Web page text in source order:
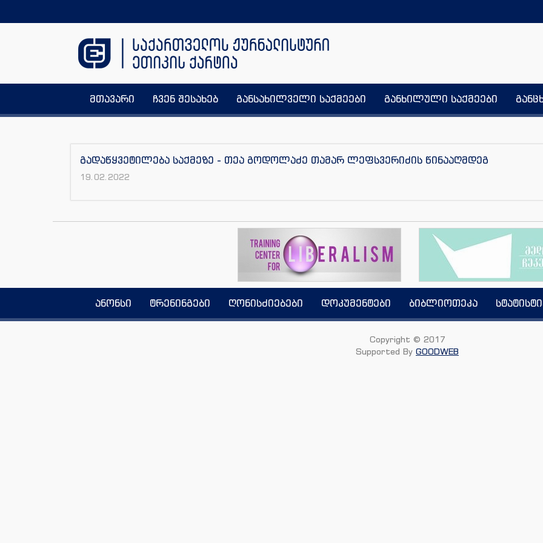
მთავარი ჩვენ შესახებ განსახილველი საქმეები განხილული საქმეები
გადაწყვეტილება საქმეზე - თეა გოდოლაძე თამარ ლეფსვერიძის წინააღმდეგ
19.02.2022
ანონსი ტრენინგები ღონისძიებები დოკუმენტები ბიბლიოთეკა
Copyright © 2017
Supported By GOODWEB